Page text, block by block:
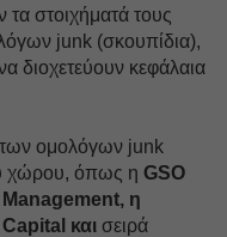
στοιχήματά τους
junk (σκουπίδια),
διοχετεύουν κεφάλαια
των ομολόγων junk
χώρου, όπως η GSO
η
και σειρά